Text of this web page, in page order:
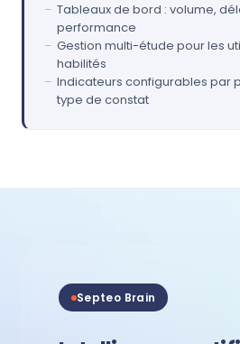
Tableaux de bord : volume,
performance
Gestion multi-étude pour les
habilités
Indicateurs configurables par
type de constat
Septeo Brain